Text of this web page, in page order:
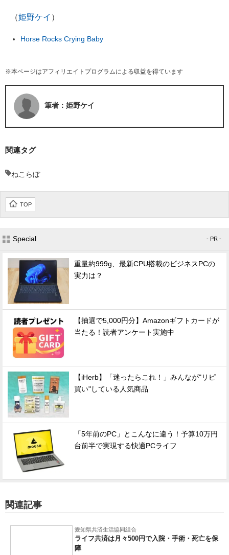
（姫野ケイ ）
Horse Rocks Crying Baby
※本ページはアフィリエイトプログラムによる収益を得ています
筆者：姫野ケイ
関連タグ
ねこらぼ
TOP
Special - PR -
重量約999g、最新CPU搭載のビジネスPCの
実力は？
【抽選で5,000円分】Amazonギフトカードが
当たる！読者アンケート実施中
【iHerb】「迷ったらこれ！」みんなが"リピ
買い"している人気商品
「5年前のPC」とこんなに違う！予算10万円
台前半で実現する快適PCライフ
関連記事
愛知県共済生活協同組合
ライフ共済は月々500円で入院・手術・死亡を保
障